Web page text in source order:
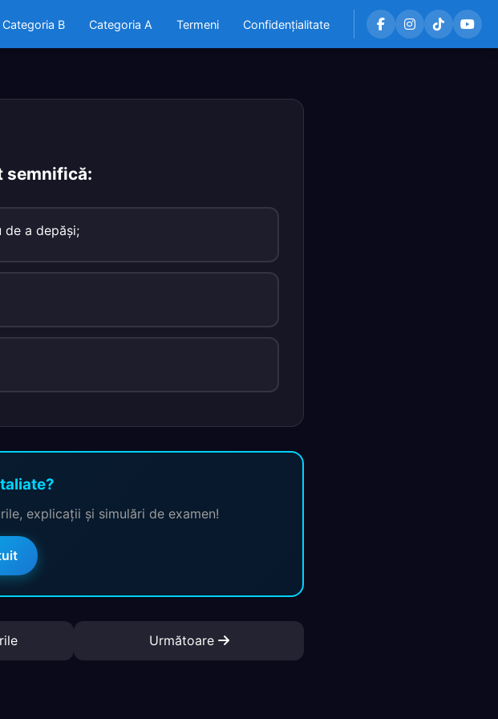
Categoria B Categoria A Termeni Confidențialitate
semnifică:
de a depăşi;
explicații și simulări de examen!
Următoare